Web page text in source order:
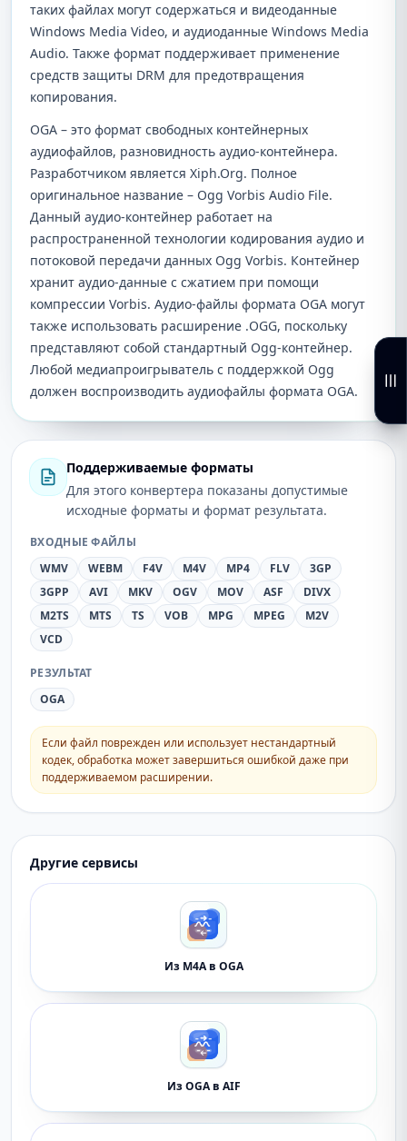
таких файлах могут содержаться и видеоданные
Windows Media Video, и аудиоданные Windows Media
Audio. Также формат поддерживает применение
средств защиты DRM для предотвращения
копирования.
OGA – это формат свободных контейнерных
аудиофайлов, разновидность аудио-контейнера.
Разработчиком является Xiph.Org. Полное
оригинальное название – Ogg Vorbis Audio File.
Данный аудио-контейнер работает на
распространенной технологии кодирования аудио и
потоковой передачи данных Ogg Vorbis. Контейнер
хранит аудио-данные с сжатием при помощи
компрессии Vorbis. Аудио-файлы формата OGA могут
также использовать расширение .OGG, поскольку
представляют собой стандартный Ogg-контейнер.
Любой медиапроигрыватель с поддержкой Ogg
должен воспроизводить аудиофайлы формата OGA.
Поддерживаемые форматы
Для этого конвертера показаны допустимые
исходные форматы и формат результата.
ВХОДНЫЕ ФАЙЛЫ
WMV
WEBM F4V M4V MP4 FLV
3GP
3GPP
AVI MKV OGV MOV ASF
DIVX
M2TS
MTS TS VOB MPG MPEG
M2V
VCD
РЕЗУЛЬТАТ
OGA
Если файл поврежден или использует нестандартный
кодек, обработка может завершиться ошибкой даже при
поддерживаемом расширении.
Другие сервисы
Из M4A в OGA
Из OGA в AIF